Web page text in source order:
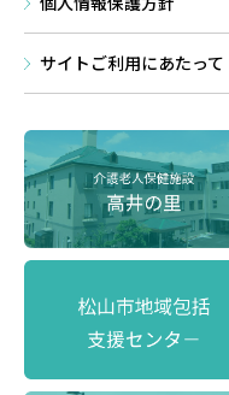
サイトご利⽤にあたって